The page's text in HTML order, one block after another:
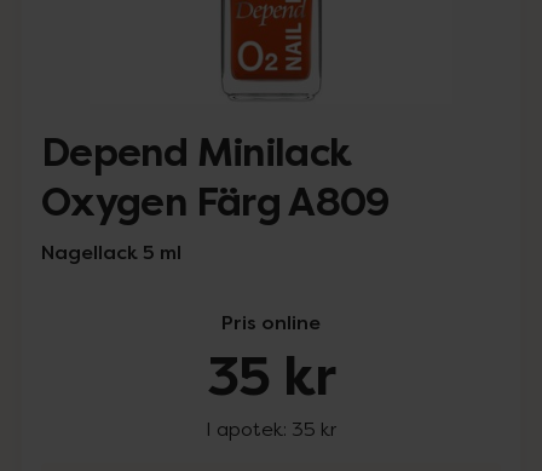
Depend Minilack
Oxygen Färg A809
Nagellack 5 ml
Pris online
35 kr
I apotek: 35 kr